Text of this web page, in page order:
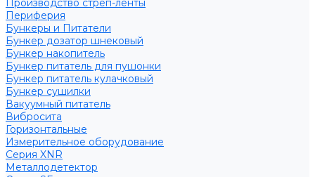
Производство стреп-ленты
Периферия
Бункеры и Питатели
Бункер дозатор шнековый
Бункер накопитель
Бункер питатель для пушонки
Бункер питатель кулачковый
Бункер сушилки
Вакуумный питатель
Вибросита
Горизонтальные
Измерительное оборудование
Серия XNR
Металлодетектор